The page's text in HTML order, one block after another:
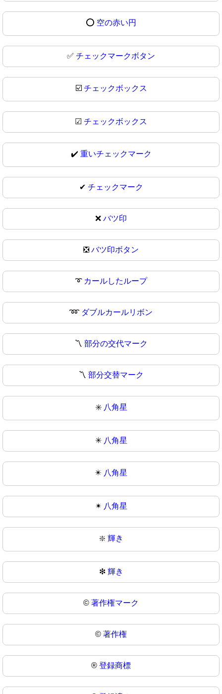
⭕ 空の赤い円
✅ チェックマークボタン
☑️ チェックボックス
☑ チェックボックス
✔️ 重いチェックマーク
✔ チェックマーク
❌ バツ印
❎ バツ印ボタン
➰ カールしたループ
➿ ダブルカールリボン
〽️ 部分の交代マーク
〽 部分交替マーク
✳️ 八角星
✳ 八角星
✴️ 八角星
✴ 八角星
❇️ 輝き
❇ 輝き
©️ 著作権マーク
© 著作権
®️ 登録商標